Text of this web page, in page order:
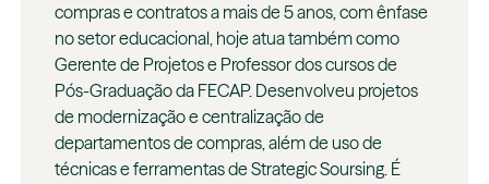
compras e contratos a mais de 5 anos, com ênfase
no setor educacional, hoje atua também como
Gerente de Projetos e Professor dos cursos de
Pós-Graduação da FECAP. Desenvolveu projetos
de modernização e centralização de
departamentos de compras, além de uso de
técnicas e ferramentas de Strategic Soursing. É